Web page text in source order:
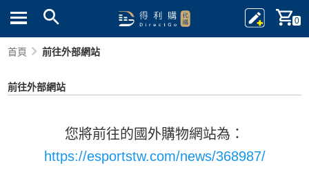
0
首頁 前往外部網站
前往外部網站
您將前往的國外購物網站為：
https://esportstw.com/news/368987/